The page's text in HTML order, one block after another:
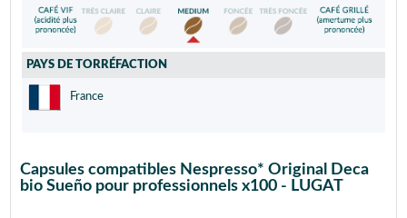
PAYS DE TORRÉFACTION
France
Capsules compatibles Nespresso* Original Deca
bio Sueño pour professionnels x100 - LUGAT